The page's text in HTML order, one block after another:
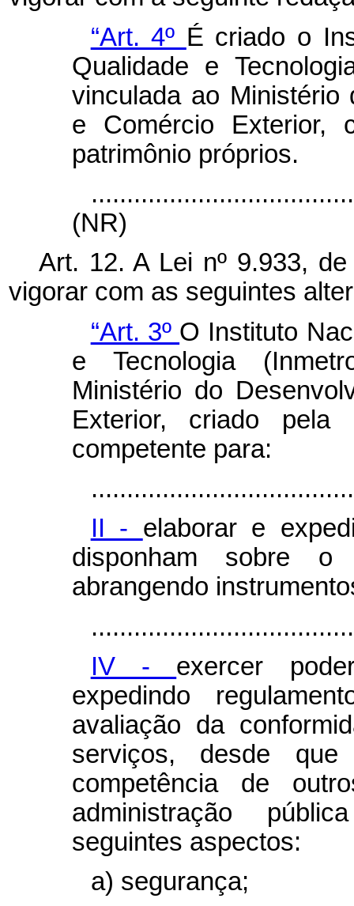
“Art. 4º É criado o
Qualidade e
vinculada ao Ministério
e Comércio Exterior,
patrimônio próprios.
(NR)
Art. 12. A Lei nº 9.933,
vigorar com as seguintes
“Art. 3º O Instituto
e Tecnologia
Ministério do
Exterior, criado
competente para:
II - elaborar e
disponham sobre o
abrangendo
IV - exercer
expedindo
avaliação da
serviços, desde
competência de
administração
seguintes aspectos:
a) segurança;